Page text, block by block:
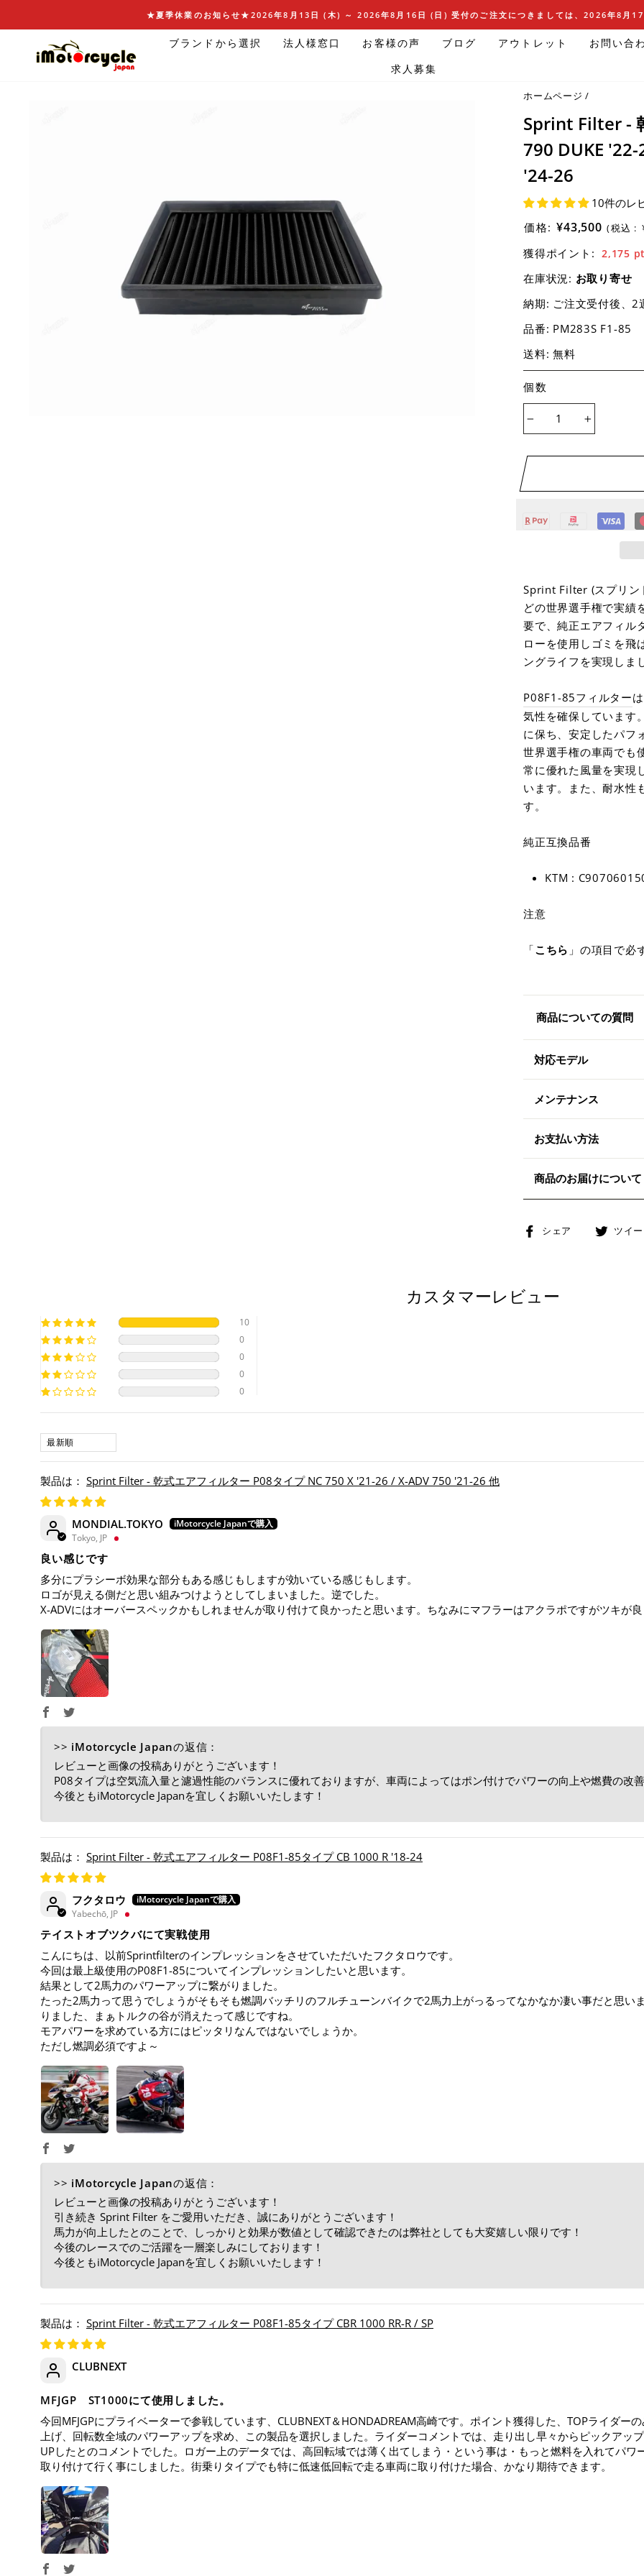
ン
★夏季休業のお知らせ★2026年8月13日 (木) ～ 2026年8月16日 (日) 受付のご注文につきましては、2026年8月17
ブランドから選択 法人様窓口 お客様の声 ブログ アウトレット
お問い合
求人募集
ホームページ /
Sprint Filter -
790 DUKE '22-
'24-26
10件のレ
価格: ¥43,500 (税込 :
獲得ポイント: 2,175 pt
在庫状況: お取り寄せ
納期: ご注文受付後、2
品番: PM283S F1-85
送料: 無料
個数
Sprint Filter (スプリン
どの世界選手権で実績
要で、純正エアフィル
ローを使用しゴミを飛
ングライフを実現しま
P08F1-85フィルター
気性を確保しています
に保ち、安定したパフ
世界選手権の車両でも
常に優れた風量を実現
います。また、耐水性
す。
純正互換品番
KTM :
注意
「こちら 」の項目で必
商品についての質問
対応モデル
メンテナンス
お支払い方法
商品のお届けについて
シェア
Facebook
ツイー
カスタマーレビュー
10
0
0
0
0
SORT BY
Sprint Filter - 乾式エアフィルター P08タイプ NC 750 X '21-26 / X-ADV 750 '21-26 他
MONDIAL.TOKYO
Tokyo, JP
良い感じです
多分にプラシーボ効果な部分もある感じもしますが効いている感じもします。
ロゴが見える側だと思い組みつけようとしてしまいました。逆でした。
X-ADVにはオーバースペックかもしれませんが取り付けて良かったと思います。ちなみにマフラーはアクラポですがツキが
>> iMotorcycle Japanの返信：
レビューと画像の投稿ありがとうございます！
P08タイプは空気流入量と濾過性能のバランスに優れておりますが、車両によってはポン付けでパワーの向上や燃費の改
今後ともiMotorcycle Japanを宜しくお願いいたします！
Sprint Filter - 乾式エアフィルター P08F1-85タイプ CB 1000 R '18-24
フクタロウ
Yabechō, JP
テイストオブツクバにて実戦使用
こんにちは、以前Sprintfilterのインプレッションをさせていただいたフクタロウです。
今回は最上級使用のP08F1-85についてインプレッションしたいと思います。
結果として2馬力のパワーアップに繋がりました。
たった2馬力って思うでしょうがそもそも燃調バッチリのフルチューンバイクで2馬力上がっるってなかなか凄い事だと思い
りました、まぁトルクの谷が消えたって感じですね。
モアパワーを求めている方にはピッタリなんではないでしょうか。
ただし燃調必須ですよ～
>> iMotorcycle Japanの返信：
レビューと画像の投稿ありがとうございます！
引き続き Sprint Filter をご愛用いただき、誠にありがとうございます！
馬力が向上したとのことで、しっかりと効果が数値として確認できたのは弊社としても大変嬉しい限りです！
今後のレースでのご活躍を一層楽しみにしております！
今後ともiMotorcycle Japanを宜しくお願いいたします！
Sprint Filter - 乾式エアフィルター P08F1-85タイプ CBR 1000 RR-R / SP
CLUBNEXT
MFJGP ST1000にて使用しました。
今回MFJGPにプライベーターで参戦しています、CLUBNEXT＆HONDADREAM高崎です。ポイント獲得した、TOPライダ
上げ、回転数全域のパワーアップを求め、この製品を選択しました。ライダーコメントでは、走り出し早々からピックアッ
UPしたとのコメントでした。ロガー上のデータでは、高回転域では薄く出てしまう・という事は・もっと燃料を入れてパ
取り付けて行く事にしました。街乗りタイプでも特に低速低回転で走る車両に取り付けた場合、かなり期待できます。